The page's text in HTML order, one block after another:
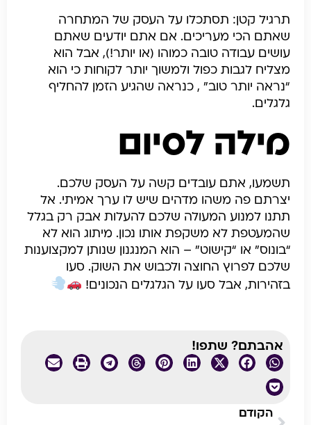
תרגיל קטן: תסתכלו על העסק של המתחרה
שאתם הכי מעריכים. אם אתם יודעים שאתם
עושים עבודה טובה כמוהו (או יותר!), אבל הוא
מצליח לגבות כפול ולמשוך יותר לקוחות כי הוא
“נראה יותר טוב” , כנראה שהגיע הזמן להחליף
גלגלים.
מילה לסיום
תשמעו, אתם עובדים קשה על העסק שלכם.
יצרתם פה משהו מדהים שיש לו ערך אמיתי. אל
תתנו למנוע המעולה שלכם להעלות אבק רק בגלל
שהמעטפת לא משקפת אותו נכון. מיתוג הוא לא
“בונוס” או “קישוט” – הוא המנגנון שנותן למקצוענות
שלכם לפרוץ החוצה ולכבוש את השוק. סעו
בזהירות, אבל סעו על הגלגלים הנכונים!
אהבתם? שתפו!
הקודם